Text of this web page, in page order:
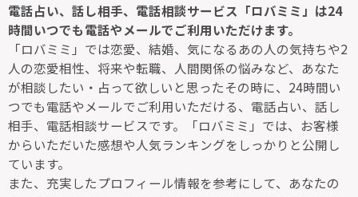
電話占い、話し相手、電話相談サービス「ロバミミ」は24
時間いつでも電話やメールでご利用いただけます。
「ロバミミ」では恋愛、結婚、気になるあの人の気持ちや2
人の恋愛相性、将来や転職、人間関係の悩みなど、あなた
が相談したい・占って欲しいと思ったその時に、24時間い
つでも電話やメールでご利用いただける、電話占い、話し
相手、電話相談サービスです。「ロバミミ」では、お客様
からいただいた感想や人気ランキングをしっかりと公開し
ています。
また、充実したプロフィール情報を参考にして、あなたの